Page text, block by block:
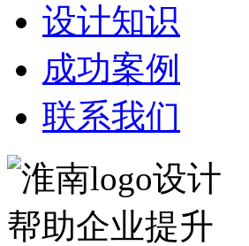
设计知识
成功案例
联系我们